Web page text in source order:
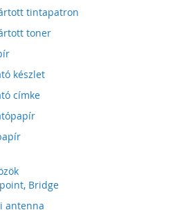
tintapatron
toner
készlet
címke
Bridge
antenna